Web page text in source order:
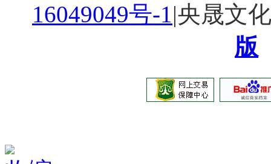
16049049号-1|央晟文
版